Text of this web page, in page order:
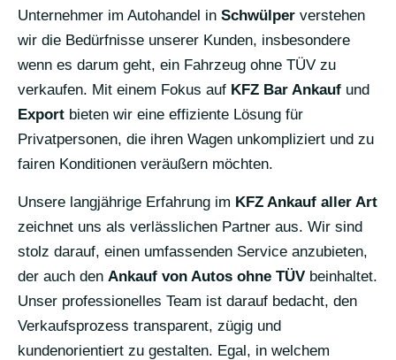
Unternehmer im Autohandel in Schwülper verstehen
wir die Bedürfnisse unserer Kunden, insbesondere
wenn es darum geht, ein Fahrzeug ohne TÜV zu
verkaufen. Mit einem Fokus auf KFZ Bar Ankauf und
Export bieten wir eine effiziente Lösung für
Privatpersonen, die ihren Wagen unkompliziert und zu
fairen Konditionen veräußern möchten.
Unsere langjährige Erfahrung im KFZ Ankauf aller Art
zeichnet uns als verlässlichen Partner aus. Wir sind
stolz darauf, einen umfassenden Service anzubieten,
der auch den Ankauf von Autos ohne TÜV beinhaltet.
Unser professionelles Team ist darauf bedacht, den
Verkaufsprozess transparent, zügig und
kundenorientiert zu gestalten. Egal, in welchem